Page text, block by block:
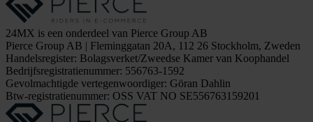
24MX is een onderdeel van Pierce Group AB
Pierce Group AB | Fleminggatan 20A, 112 26 Stockholm, Zweden
Handelsregister: Bolagsverket/Zweedse Kamer van Koophandel
Bedrijfsregistratienummer: 556763-1592
Gevolmachtigde vertegenwoordiger: Göran Dahlin
Btw-registratienummer: OSS VAT NO SE556763159201